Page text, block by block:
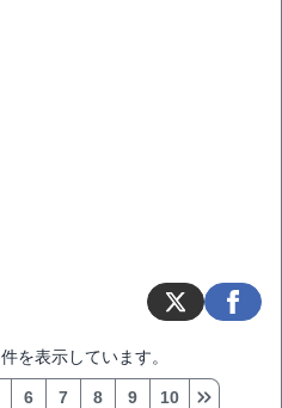
件を表示しています。
6 7 8 9 10